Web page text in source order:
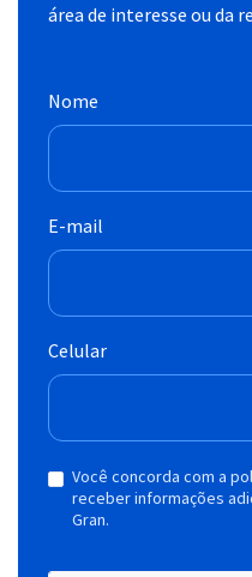
área de interesse ou da
Nome
E-mail
Celular
Você concorda com a
receber informações
Gran.